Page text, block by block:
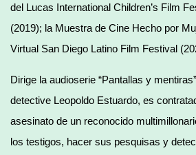
del Lucas International Children’s Film
(2019); la Muestra de Cine Hecho por
Virtual San Diego Latino Film Festival
Dirige la audioserie “Pantallas y
detective Leopoldo Estuardo, es
asesinato de un reconocido
los testigos, hacer sus pesquisas y